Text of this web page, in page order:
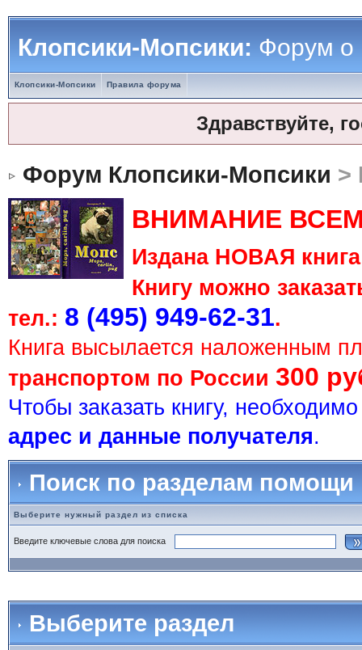
Клопсики-Мопсики:Форум о
Клопсики-Мопсики Правила форума
Здравствуйте,
Форум Клопсики-Мопсики >
ВНИМАНИЕ
Издана НОВАЯ
Книгу можно
тел.: 8 (495) 949-62-31.
Книга высылается наложенным
транспортом по России 300
Чтобы заказать книгу,
адрес и данные получателя.
Поиск по разделам помощи
Выберите нужный раздел из списка
Введите ключевые слова для поиска
Выберите раздел